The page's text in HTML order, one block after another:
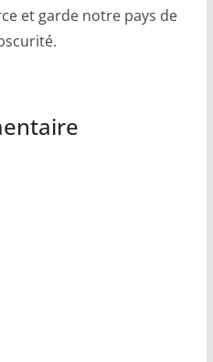
et garde notre pays de